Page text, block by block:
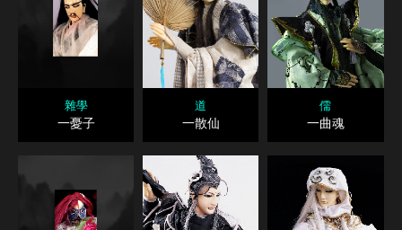
雜學
一憂子
道
一散仙
儒
一曲魂